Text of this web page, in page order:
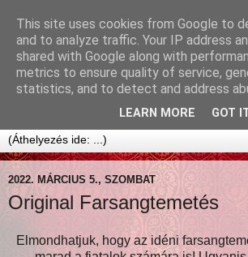
2022. MÁRCIUS 5., SZOMBAT
Original Farsangtemetés
Elmondhatjuk, hogy az idéni
This site uses cookies from Google to
and to analyze traffic. Your IP address
shared with Google along with
metrics to ensure quality of service,
statistics, and to detect and address
LEARN MORE GOT